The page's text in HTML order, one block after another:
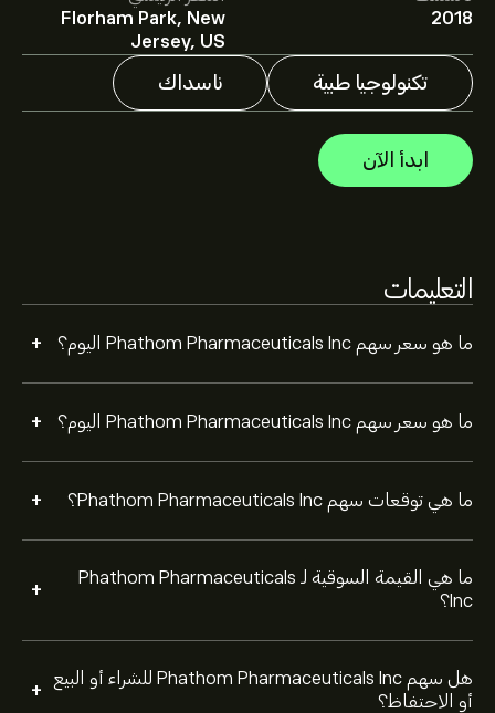
2018
Florham Park, New
Jersey, US
تكنولوجيا طبية ناسداك
ابدأ الآن
التعليمات
ما هو سعر سهم Phathom Pharmaceuticals Inc اليوم؟ +
ما هو سعر سهم Phathom Pharmaceuticals Inc اليوم؟ +
ما هي توقعات سهم Phathom Pharmaceuticals Inc؟ +
يقدم المحللون التوقعات لسهم Phathom Pharmaceuticals
Inc بناءً على اتجاهات السوق، التقارير المالية، والنمو المتوقع.
راقِب آخر التوقعات لتحركات الأسعار المستقبلية.
ما هي القيمة السوقية لـ Phathom Pharmaceuticals
Inc؟
+
691.7M‎$‎ دولار
هل سهم Phathom Pharmaceuticals Inc للشراء أو البيع
أو الاحتفاظ؟
+